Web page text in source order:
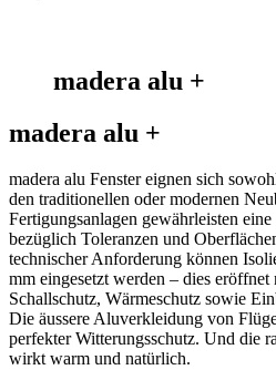
madera alu +
madera alu +
madera alu Fenster eignen sich
den traditionellen oder modernen
Fertigungsanlagen gewährleisten
bezüglich Toleranzen und
technischer Anforderung können
mm eingesetzt werden – dies
Schallschutz, Wärmeschutz sowie
Die äussere Aluverkleidung von
perfekter Witterungsschutz. Und die
wirkt warm und natürlich.